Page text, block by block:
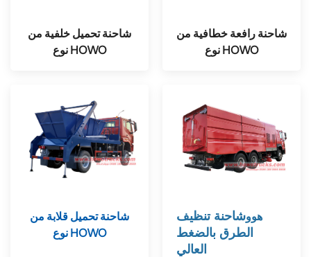
شاحنة تحميل خلفية من
نوع HOWO
شاحنة رافعة خطافية من
نوع HOWO
شاحنة تحميل قلابة من
نوع HOWO
هووشاحنة تنظيف
الطرق بالضغط
العالي